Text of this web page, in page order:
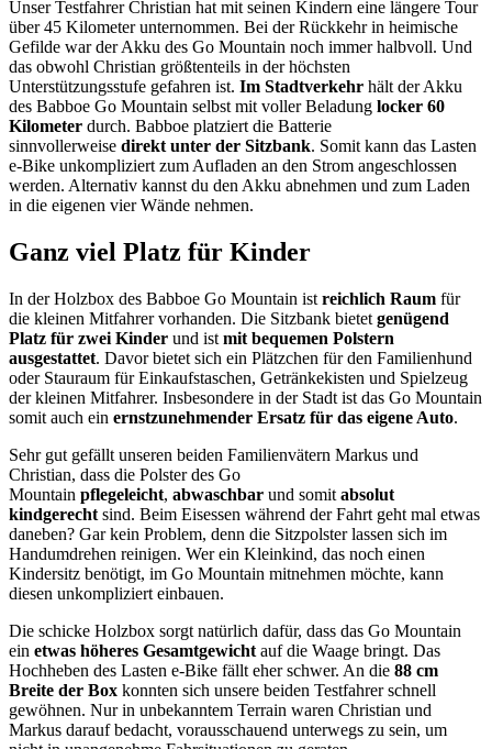
Unser Testfahrer Christian hat mit seinen Kindern eine längere Tour
über 45 Kilometer unternommen. Bei der Rückkehr in heimische
Gefilde war der Akku des Go Mountain noch immer halbvoll. Und
das obwohl Christian größtenteils in der höchsten
Unterstützungsstufe gefahren ist. Im Stadtverkehr hält der Akku
des Babboe Go Mountain selbst mit voller Beladung locker 60
Kilometer durch. Babboe platziert die Batterie
sinnvollerweise direkt unter der Sitzbank. Somit kann das Lasten
e-Bike unkompliziert zum Aufladen an den Strom angeschlossen
werden. Alternativ kannst du den Akku abnehmen und zum Laden
in die eigenen vier Wände nehmen.
Ganz viel Platz für Kinder
In der Holzbox des Babboe Go Mountain ist reichlich Raum für
die kleinen Mitfahrer vorhanden. Die Sitzbank bietet genügend
Platz für zwei Kinder und ist mit bequemen Polstern
ausgestattet. Davor bietet sich ein Plätzchen für den Familienhund
oder Stauraum für Einkaufstaschen, Getränkekisten und Spielzeug
der kleinen Mitfahrer. Insbesondere in der Stadt ist das Go Mountain
somit auch ein ernstzunehmender Ersatz für das eigene Auto.
Sehr gut gefällt unseren beiden Familienvätern Markus und
Christian, dass die Polster des Go
Mountain pflegeleicht, abwaschbar und somit absolut
kindgerecht sind. Beim Eisessen während der Fahrt geht mal etwas
daneben? Gar kein Problem, denn die Sitzpolster lassen sich im
Handumdrehen reinigen. Wer ein Kleinkind, das noch einen
Kindersitz benötigt, im Go Mountain mitnehmen möchte, kann
diesen unkompliziert einbauen.
Die schicke Holzbox sorgt natürlich dafür, dass das Go Mountain
ein etwas höheres Gesamtgewicht auf die Waage bringt. Das
Hochheben des Lasten e-Bike fällt eher schwer. An die 88 cm
Breite der Box konnten sich unsere beiden Testfahrer schnell
gewöhnen. Nur in unbekanntem Terrain waren Christian und
Markus darauf bedacht, vorausschauend unterwegs zu sein, um